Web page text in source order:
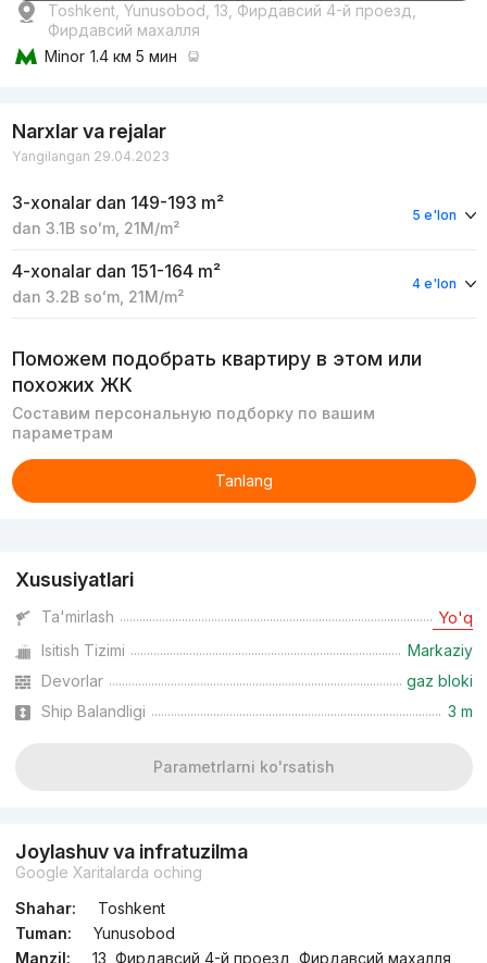
Toshkent, Yunusobod, 13, Фирдавсий 4-й проезд,
Фирдавсий махалля
Minor 1.4 км 5 мин
Narxlar va rejalar
Yangilangan 29.04.2023
3-xonalar dan 149-193 m²
dan 3.1B soʻm, 21M/m²
5 e'lon
4-xonalar dan 151-164 m²
dan 3.2B soʻm, 21M/m²
4 e'lon
Поможем подобрать квартиру в этом или
похожих ЖК
Составим персональную подборку по вашим
параметрам
Tanlang
Xususiyatlari
Ta'mirlash Yo'q
Isitish Tizimi
Markaziy
Devorlar
gaz bloki
Ship Balandligi
3 m
Parametrlarni ko'rsatish
Joylashuv va infratuzilma
Google Xaritalarda oching
Shahar:
Toshkent
Tuman:
Yunusobod
Manzil:
13, Фирдавсий 4-й проезд, Фирдавсий махалля